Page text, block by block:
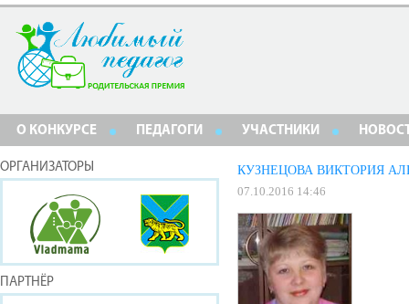
О КОНКУРСЕ ПЕДАГОГИ УЧАСТНИКИ
ОРГАНИЗАТОРЫ
ПАРТНЁР
КУЗНЕЦОВА ВИКТОРИЯ
07.10.2016 14:46